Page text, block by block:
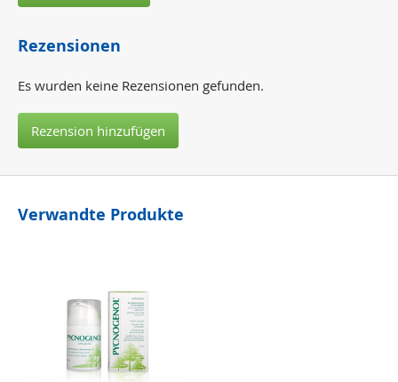
Rezensionen
Es wurden keine Rezensionen gefunden.
Rezension hinzufügen
Verwandte Produkte